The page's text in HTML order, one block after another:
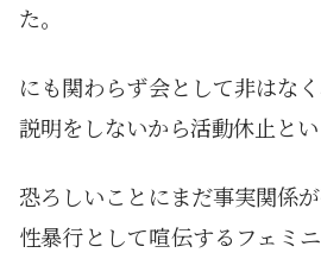
た。
にも関わらず会として非はな
説明をしないから活動休止とい
恐ろしいことにまだ事実関係
性暴行として喧伝するフェミ